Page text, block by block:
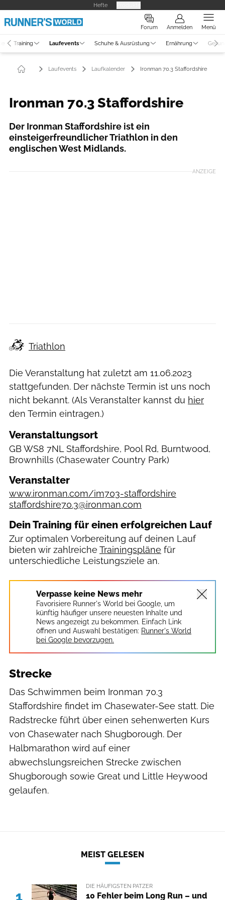
Hefte
Forum Anmelden Menü
Training Laufevents Schuhe & Ausrüstung Ernährung
Laufevents Laufkalender Ironman 70.3 Staffordshire
Ironman 70.3 Staffordshire
Der Ironman Staffordshire ist ein
einsteigerfreundlicher Triathlon in den
englischen West Midlands.
ANZEIGE
Triathlon
Die Veranstaltung hat zuletzt am 11.06.2023
stattgefunden. Der nächste Termin ist uns noch
nicht bekannt. (Als Veranstalter kannst du hier
den Termin eintragen.)
Veranstaltungsort
GBWS8 7NL Staffordshire, Pool Rd, Burntwood,
Brownhills (Chasewater Country Park)
Veranstalter
www.ironman.com/im703-staffordshire
staffordshire70.3@ironman.com
Dein Training für einen erfolgreichen Lauf
Zur optimalen Vorbereitung auf deinen Lauf
bieten wir zahlreiche Trainingspläne für
unterschiedliche Leistungsziele an.
Verpasse keine News mehr
Favorisiere Runner's World bei Google, um
künftig häufiger unsere neuesten Inhalte und
News angezeigt zu bekommen. Einfach Link
öffnen und Auswahl bestätigen: Runner's World
bei Google bevorzugen.
Strecke
Das Schwimmen beim Ironman 70.3
Staffordshire findet im Chasewater-See statt. Die
Radstrecke führt über einen sehenwerten Kurs
von Chasewater nach Shugborough. Der
Halbmarathon wird auf einer
abwechslungsreichen Strecke zwischen
Shugborough sowie Great und Little Heywood
gelaufen.
MEIST GELESEN
1
DIE HÄUFIGSTEN PATZER
10 Fehler beim Long Run – und